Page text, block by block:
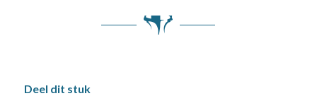
Deel dit stuk